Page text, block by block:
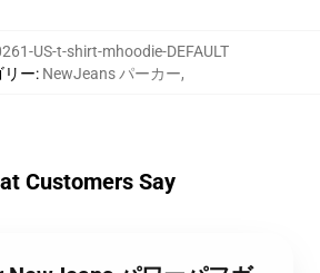
US-t-shirt-mhoodie-DEFAULT
リー: NewJeans パーカー,
Customers Say